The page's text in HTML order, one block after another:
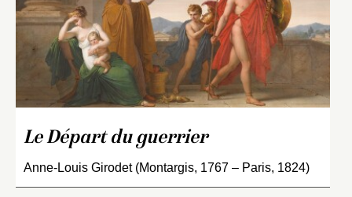
Le Départ du guerrier
Anne-Louis Girodet (Montargis, 1767 – Paris, 1824)